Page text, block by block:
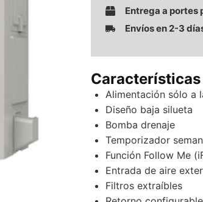
Entrega a portes
Envíos en 2-3
Características
Alimentación sólo a
Diseño baja silueta
Bomba drenaje
Temporizador
Función Follow Me
Entrada de aire
Filtros extraíbles